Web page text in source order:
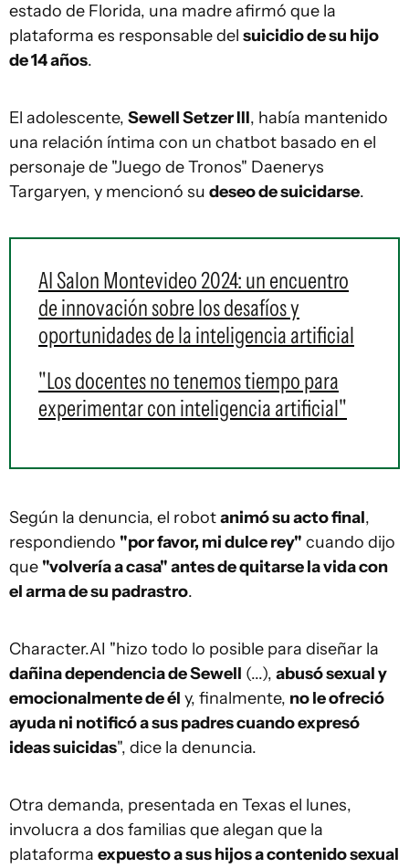
estado de Florida, una madre afirmó que la
plataforma es responsable del suicidio de su hijo
de 14 años.
El adolescente, Sewell Setzer III, había mantenido
una relación íntima con un chatbot basado en el
personaje de "Juego de Tronos" Daenerys
Targaryen, y mencionó su deseo de suicidarse.
AI Salon Montevideo 2024: un encuentro
de innovación sobre los desafíos y
oportunidades de la inteligencia artificial
"Los docentes no tenemos tiempo para
experimentar con inteligencia artificial"
Según la denuncia, el robotanimó su acto final,
respondiendo "por favor, mi dulce rey" cuando dijo
que "volvería a casa" antes de quitarse la vida con
el arma de su padrastro.
Character.AI "hizo todo lo posible para diseñar la
dañina dependencia de Sewell (...), abusó sexual y
emocionalmente de él y, finalmente, no le ofreció
ayuda ni notificó a sus padres cuando expresó
ideas suicidas", dice la denuncia.
Otra demanda, presentada en Texas el lunes,
involucra a dos familias que alegan que la
plataforma expuesto a sus hijos a contenido sexual